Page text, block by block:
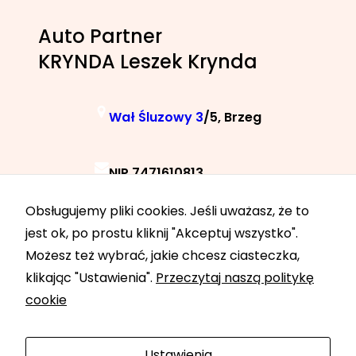
Auto Partner
KRYNDA Leszek Krynda
Wał Śluzowy 3/5, Brzeg
NIP 7471610813
+48 788 040 040
24h 7 dni w tygodniu
Obsługujemy pliki cookies. Jeśli uważasz, że to
jest ok, po prostu kliknij "Akceptuj wszystko".
Możesz też wybrać, jakie chcesz ciasteczka,
klikając "Ustawienia". Przeczytaj naszą politykę
cookie